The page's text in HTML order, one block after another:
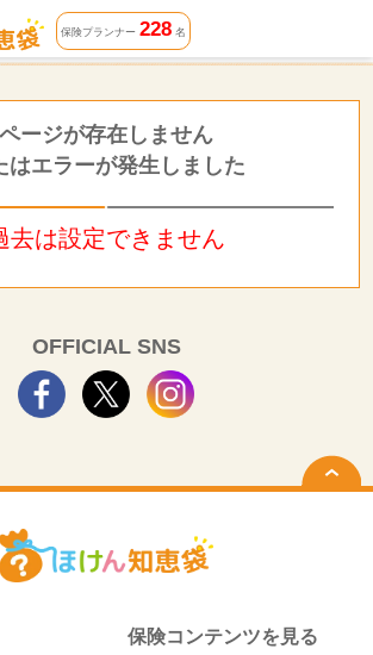
保険プランナー 228名
ページが存在しません
はエラーが発生しました
去は設定できません
OFFICIAL SNS
保険コンテンツを見る